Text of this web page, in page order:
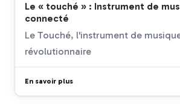
Le « touché » : Instrument de
connecté
Le Touché, l'instrument de
révolutionnaire
En savoir plus